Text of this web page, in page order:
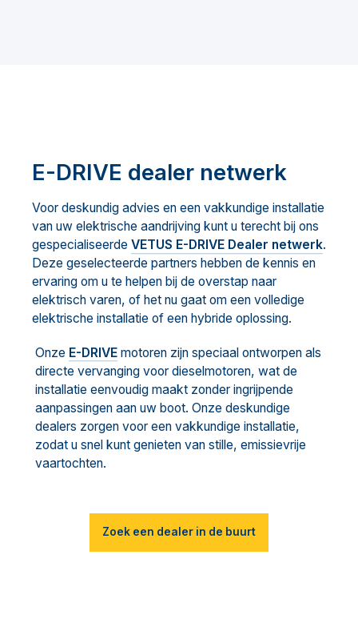
E-DRIVE dealer netwerk
Voor deskundig advies en een vakkundige installatie
van uw elektrische aandrijving kunt u terecht bij ons
gespecialiseerde VETUS E-DRIVE Dealer netwerk.
Deze geselecteerde partners hebben de kennis en
ervaring om u te helpen bij de overstap naar
elektrisch varen, of het nu gaat om een volledige
elektrische installatie of een hybride oplossing.
Onze E-DRIVEmotoren zijn speciaal ontworpen als
directe vervanging voor dieselmotoren, wat de
installatie eenvoudig maakt zonder ingrijpende
aanpassingen aan uw boot. Onze deskundige
dealers zorgen voor een vakkundige installatie,
zodat u snel kunt genieten van stille, emissievrije
vaartochten.
Zoek een dealer in de buurt